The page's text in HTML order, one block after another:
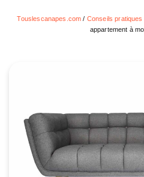
Touslescanapes.com / Conseils pratiques
appartement à